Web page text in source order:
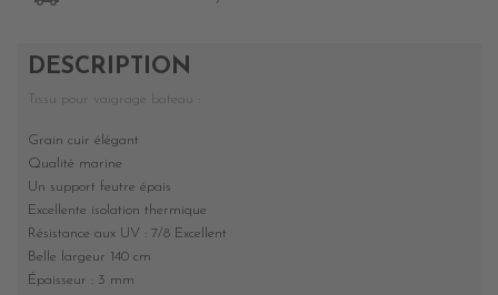
DESCRIPTION
Tissu pour vaigrage bateau :
Grain cuir élégant
Qualité marine
Un support feutre épais
Excellente isolation thermique
Résistance aux UV : 7/8 Excellent
Belle largeur 140 cm
Épaisseur : 3 mm